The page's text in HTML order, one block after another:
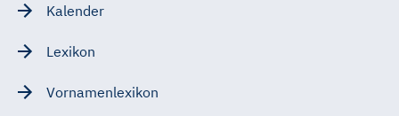
Kalender
Lexikon
Vornamenlexikon